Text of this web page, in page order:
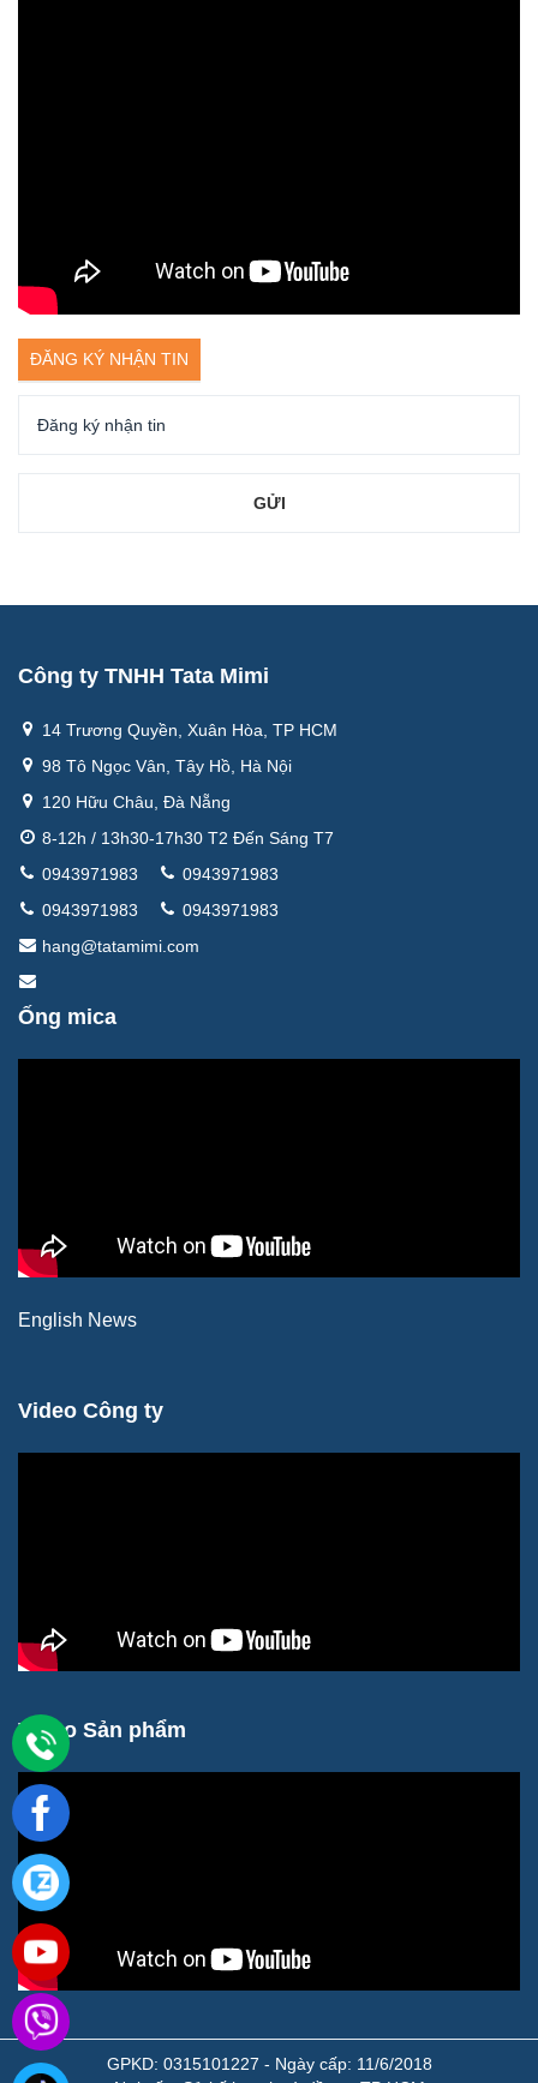
ĐĂNG KÝ NHẬN TIN
Công ty TNHH Tata Mimi
14 Trương Quyền, Xuân Hòa, TP HCM
98 Tô Ngọc Vân, Tây Hồ, Hà Nội
120 Hữu Châu, Đà Nẵng
8-12h / 13h30-17h30 T2 Đến Sáng T7
0943971983
0943971983
0943971983
0943971983
hang@tatamimi.com
Ống mica
English News
Video Công ty
Video Sản phẩm
GPKD: 0315101227 - Ngày cấp: 11/6/2018